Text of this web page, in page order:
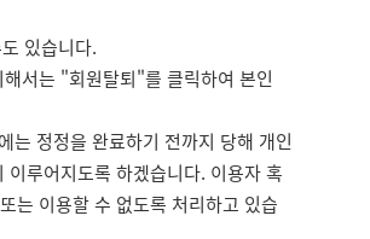
있습니다.
서는 "회원탈퇴"를 클릭하여 본인
는 정정을 완료하기 전까지 당해 개인
루어지도록 하겠습니다. 이용자 혹
는 이용할 수 없도록 처리하고 있습